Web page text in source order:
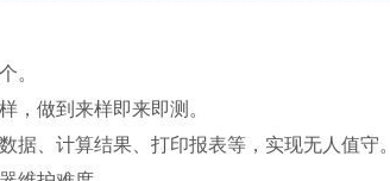
。
，做到来样即来即测。
据、计算结果、打印报表等，实现无人值守。